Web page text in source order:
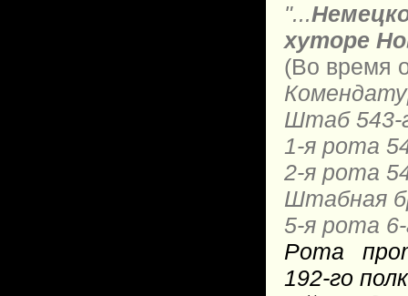
"...
хуторе
(Во время
Штаб 543-
1-я рота
2-я рота
Штабная
5-я рота
Рота
192-го